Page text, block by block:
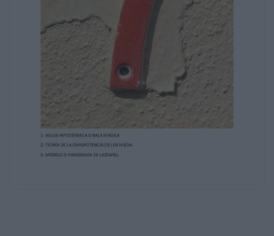
que hay una más importante o explicativa que
demás es cerrarse, ver solamente una parte y
En su momento, Lazarsfeld, consolidó en su
modelo apegado a la idea de los líderes de
opinión, un
modelo preciso a la época de su creación
(1955), sin embargo al contribuir no
solamente con teoría,
sino con un modelo, cerró posibilidades de
adaptación posterior. Al ser un modelo, más
allá de